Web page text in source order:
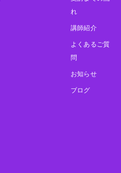
れ
講師紹介
よくあるご質
問
お知らせ
ブログ